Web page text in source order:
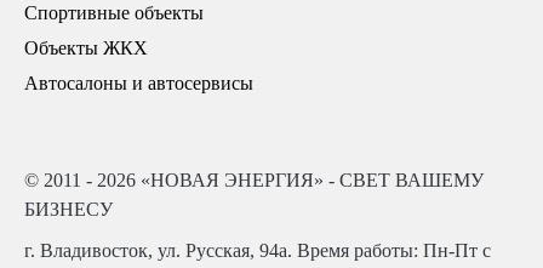
Спортивные объекты
Объекты ЖКХ
Автосалоны и автосервисы
© 2011 - 2026 «НОВАЯ ЭНЕРГИЯ» - СВЕТ ВАШЕМУ
БИЗНЕСУ
г. Владивосток, ул. Русская, 94а. Время работы: Пн-Пт с